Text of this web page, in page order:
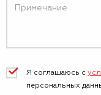
Я соглашаюсь с
персональных